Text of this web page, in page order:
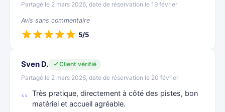
Partagé le 2 mars 2026, date de réservation le 19 février
Avis sans commentaire
5/5
Sven D.
Client vérifié
Partagé le 2 mars 2026, date de réservation le 20 février
Très pratique, directement à côté des pistes, bon
matériel et accueil agréable.